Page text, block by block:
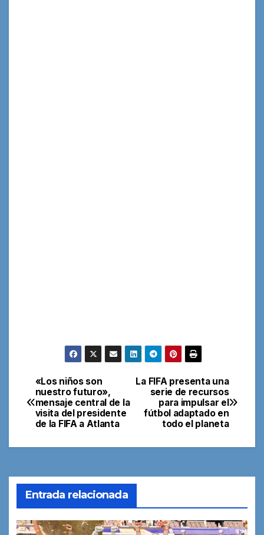
Navegación
de
La FIFA presenta una
serie de recursos
para impulsar el
fútbol adaptado en
todo el planeta
«Los niños son
nuestro futuro»,
mensaje central de la
visita del presidente
de la FIFA a Atlanta
Entrada relacionada